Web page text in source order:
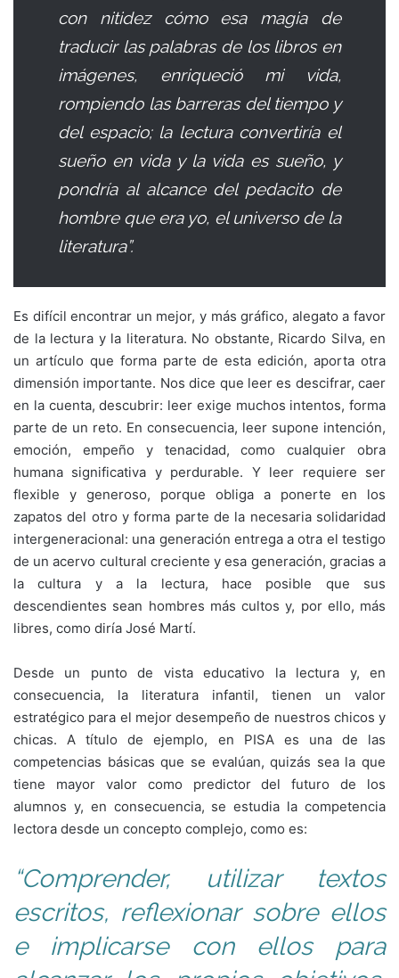
con nitidez cómo esa magia de
traducir las palabras de los libros en
imágenes, enriqueció mi vida,
rompiendo las barreras del tiempo y
del espacio; la lectura convertiría el
sueño en vida y la vida es sueño, y
pondría al alcance del pedacito de
hombre que era yo, el universo de la
literatura”.
Es difícil encontrar un mejor, y más gráfico, alegato a favor
de la lectura y la literatura. No obstante, Ricardo Silva, en
un artículo que forma parte de esta edición, aporta otra
dimensión importante. Nos dice que leer es descifrar, caer
en la cuenta, descubrir: leer exige muchos intentos, forma
parte de un reto. En consecuencia, leer supone intención,
emoción, empeño y tenacidad, como cualquier obra
humana significativa y perdurable. Y leer requiere ser
flexible y generoso, porque obliga a ponerte en los
zapatos del otro y forma parte de la necesaria solidaridad
intergeneracional: una generación entrega a otra el testigo
de un acervo cultural creciente y esa generación, gracias a
la cultura y a la lectura, hace posible que sus
descendientes sean hombres más cultos y, por ello, más
libres, como diría José Martí.
Desde un punto de vista educativo la lectura y, en
consecuencia, la literatura infantil, tienen un valor
estratégico para el mejor desempeño de nuestros chicos y
chicas. A título de ejemplo, en PISA es una de las
competencias básicas que se evalúan, quizás sea la que
tiene mayor valor como predictor del futuro de los
alumnos y, en consecuencia, se estudia la competencia
lectora desde un concepto complejo, como es:
“Comprender, utilizar textos
escritos, reflexionar sobre ellos
e implicarse con ellos para